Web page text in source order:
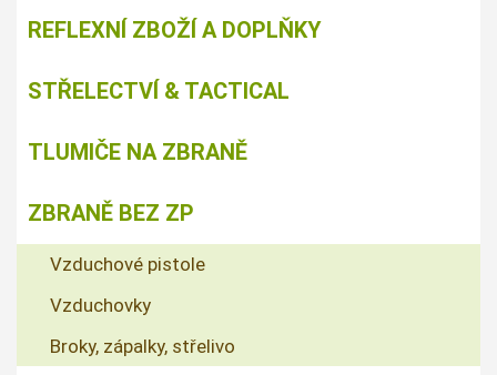
REFLEXNÍ ZBOŽÍ A DOPLŇKY
STŘELECTVÍ & TACTICAL
TLUMIČE NA ZBRANĚ
ZBRANĚ BEZ ZP
Vzduchové pistole
Vzduchovky
Broky, zápalky, střelivo